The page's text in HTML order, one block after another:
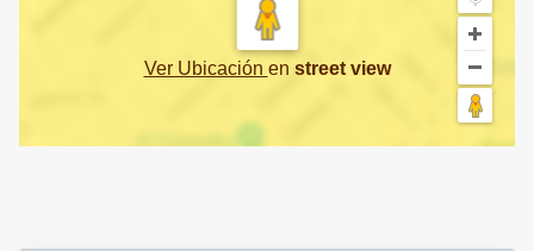
Ver Ubicación en street view